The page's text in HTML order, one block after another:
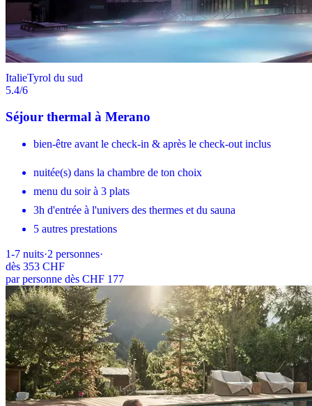
ItalieTyrol du sud
5.4/6
Séjour thermal à Merano
bien-être avant le check-in & après le check-out inclus
nuitée(s) dans la chambre de ton choix
menu du soir à 3 plats
3h d'entrée à l'univers des thermes et du sauna
5 autres prestations
1-7 nuits·2 personnes·
dès 353 CHF
par personne dès CHF 177